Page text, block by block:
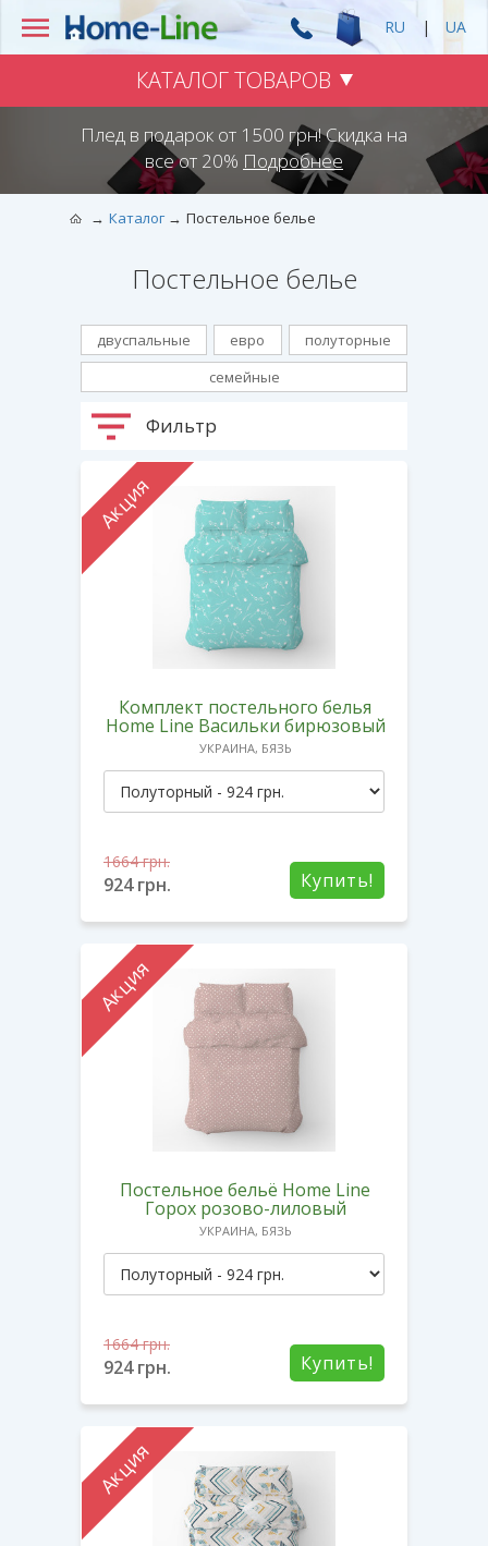
RU | UA
КАТАЛОГ ТОВАРОВ
Плед в подарок от 1500 грн! Скидка на
все от 20% Подробнее
Каталог Постельное белье
Постельное белье
двуспальные евро
полуторные
семейные
Фильтр
Акция
Комплект постельного белья
Home Line Васильки бирюзовый
УКРАИНА, БЯЗЬ
Купить!
1664грн.
924грн.
Акция
Постельное бельё Home Line
Горох розово-лиловый
УКРАИНА, БЯЗЬ
Купить!
1664грн.
924грн.
Акция